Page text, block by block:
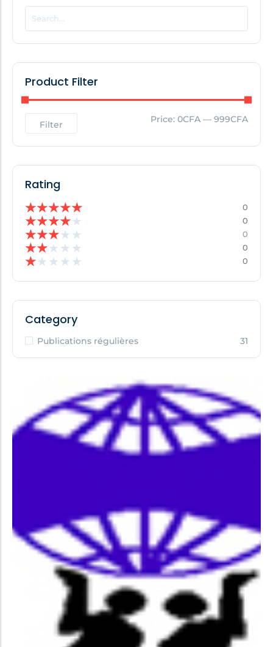
POPULAR THIS WEEK
No Posts Found!
No Posts Found!
Product Filter
Filter Price: 0CFA — 999CFA
Rating
★★★★★ 0
★★★★★ 0
★★★★ ★ 0
★★★ ★ ★ 0
★★ ★ ★ ★ 0
Category
Publications régulières 31